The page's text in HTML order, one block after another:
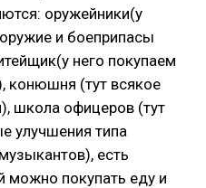
оружейники(у
и боеприпасы
него покупаем
конюшня (тут всякое
школа офицеров (тут
улучшения типа
есть
можно покупать еду и